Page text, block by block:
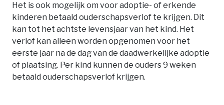
Het is ook mogelijk om voor adoptie- of erkende
kinderen betaald ouderschapsverlof te krijgen. Dit
kan tot het achtste levensjaar van het kind. Het
verlof kan alleen worden opgenomen voor het
eerste jaar na de dag van de daadwerkelijke adoptie
of plaatsing. Per kind kunnen de ouders 9 weken
betaald ouderschapsverlof krijgen.